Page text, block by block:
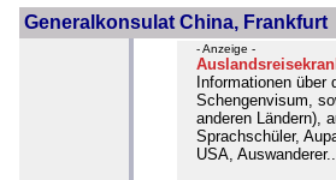
Generalkonsulat China, Frankfurt
- Anzeige -
Informationen über
Schengenvisum,
anderen Ländern),
Sprachschüler,
USA,